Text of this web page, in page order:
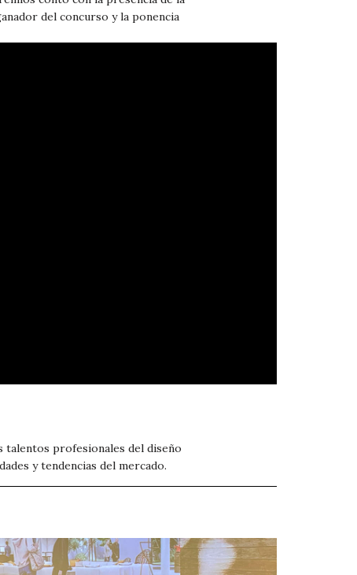
del concurso y la ponencia
talentos profesionales del diseño
y tendencias del mercado.